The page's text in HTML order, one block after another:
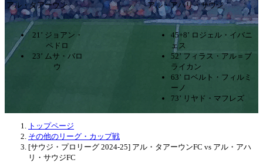
アル・タアーウン
アル・アハリ・サウジ
21’ ジョアン・
ペドロ
23’ ムサ・バロ
ウ
45+8’ ロジェル・イバニ
ェス
52’ フィラス・アル＝ブ
ライカン
63’ ロベルト・フィルミ
ーノ
73’ リヤド・マフレズ
トップページ
その他のリーグ・カップ戦
[サウジ・プロリーグ 2024-25] アル・タアーウンFC vs アル・アハ
リ・サウジFC